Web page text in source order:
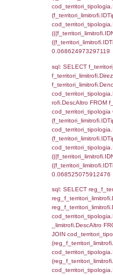
sql:
JOIN